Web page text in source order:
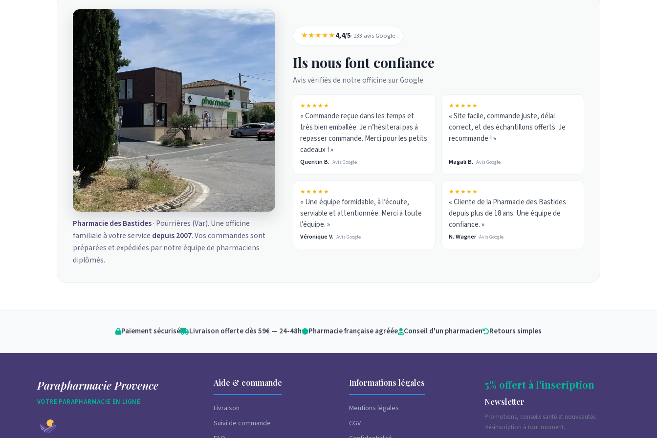
Pharmacie des Bastides· Pourrières (Var). Une officine
familiale à votre service depuis 2007. Vos commandes sont
préparées et expédiées par notre équipe de pharmaciens
diplômés.
★★★★★4,4/5· 133 avis Google
Ils nous font confiance
Avis vérifiés de notre officine sur Google
★★★★★
« Commande reçue dans les temps et
très bien emballée. Je n’hésiterai pas à
repasser commande. Merci pour les petits
cadeaux ! »
Quentin B. Avis Google
★★★★★
« Site facile, commande juste, délai
correct, et des échantillons offerts. Je
recommande ! »
Magali B. Avis Google
★★★★★
« Une équipe formidable, à l’écoute,
serviable et attentionnée. Merci à toute
l’équipe. »
Véronique V. Avis Google
★★★★★
« Cliente de la Pharmacie des Bastides
depuis plus de 18 ans. Une équipe de
confiance. »
N. Wagner Avis Google
Paiement sécurisé Livraison offerte dès 59€ — 24-48h Pharmacie française agréée Conseil d'un pharmacien Retours simples
Parapharmacie Provence
VOTRE PARAPHARMACIE EN LIGNE
Aide & commande
Livraison
Suivi de commande
Informations légales
Mentions légales
CGV
5% offert à l'inscription
Newsletter
Promotions, conseils santé et nouveautés.
Désinscription à tout moment.